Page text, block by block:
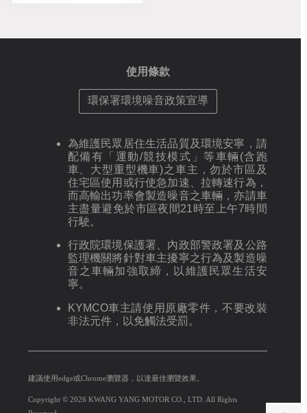
使用條款
環保署環境噪音政策宣導
為維護民眾居住生活品質及環境安寧，請
配備有「運動/競技模式」等車輛(含跑
車、大型重型機車)之車主，勿於市區及
住宅區使用或行使急加速、拉轉速行為，
而高輸出功率會製造噪音之車輛，亦請車
主盡量避免於市區夜間21時至上午7時間
行駛。
行政院環境保護署、內政部警政署及公路
監理機關將針對車主擾寧之行為及製造噪
音之車輛加強取締，以維護民眾生活安
寧。
KYMCO車主請使用原廠零件，不要改裝
非法元件，以免觸法受罰。
建議使用edge或Chrome瀏覽器，以達最佳瀏覽效果。
Copyright © 2026 KWANG YANG MOTOR CO., LTD. All Rights